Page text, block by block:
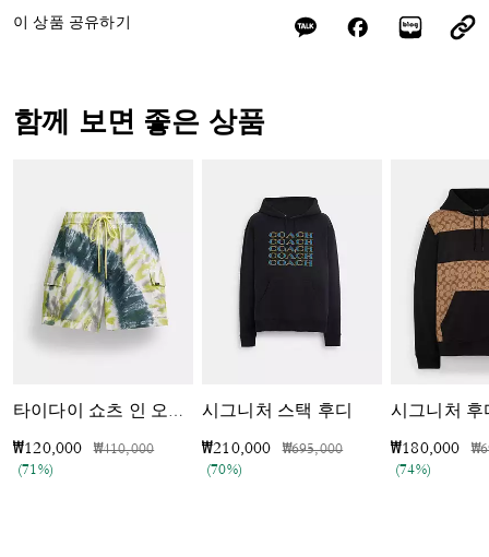
이 상품 공유하기
함께 보면 좋은 상품
타이다이 쇼츠 인 오가닉 코튼
₩120,000 가격 인하 전
₩410,000인하됨
(71%)
시그니처 스택 후디
₩210,000 가격 인하 전
₩695,000인하됨
(70%)
시그니처 후
₩180,000 가
(74%)